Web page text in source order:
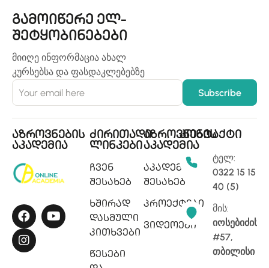
გამოიწერე ელ-
შეტყობინებები
მიიღე ინფორმაცია ახალ
კურსებსა და ფასდაკლებებზე
აზროვნების
აკადემია
ძირითადი
ლინკები
ჩვენ
შესახებ
ხშირად
დასმული
კითხვები
წესები
აზროვნების
აკადემია
აკადემიის
შესახებ
პროექტები
ვიდეოები
კონტაქტი
ტელ:
0322 15 15
40 (5)
მის:
იოსებიძის
#57,
თბილისი